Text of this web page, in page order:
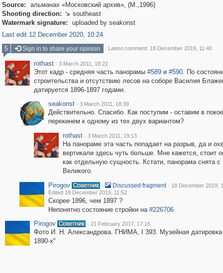
Source:
альманах «Московский архив», (М.,1996)
Shooting direction:  southeast
Watermark signature:
uploaded by seakonst
Last edit 12 December 2020, 10:24
5
Sign in to share your opinion Latest comment: 18 December 2019, 11:40
rothast · 3 March 2011, 18:22
Этот кадр - средняя часть панорамы #589и #590. По
строительства и отсутствию лесов на соборе Василия
датируется 1896-1897 годами.
seakonst · 3 March 2011, 18:39
Действительно. Спасибо. Как поступим - оставим в
перекинем к одному из тех двух вариантом?
rothast · 3 March 2011, 19:13
На панораме эта часть попадает на разрыв, да и
вертикали здесь чуть больше. Мне кажется, стоит
как отдельную сущность. Кстати, панорама снята с
Великого.
Pirogov
· Discussed fragment · 18 December 2019,
Edited 18 December 2019, 11:52
Скорее 1896, чем 1897 ?
Непонятно состояние стройки на #226706
Pirogov
· 21 February 2017, 17:16
Фото И. Н. Александрова. ГНИМА, I 393. Музейная датировка
1890-х"